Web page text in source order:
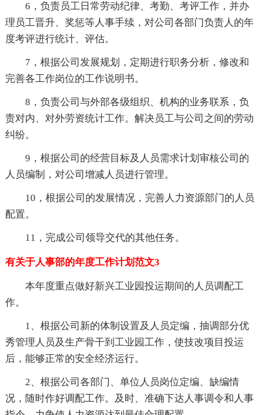
6，负责员工日常劳动纪律、考勤、考评工作，并办
理员工晋升、奖惩等人事手续，对公司各部门负责人的年
度考评进行统计、评估。
7，根据公司发展规划，定期进行职务分析，修改和
完善各工作岗位的工作说明书。
8，负责公司与外部各级组织、机构的业务联系，负
责对内、对外劳资统计工作。解决员工与公司之间的劳动
纠纷。
9，根据公司的经营目标及人员需求计划审核公司的
人员编制，对公司增减人员进行管理。
10，根据公司的发展情况，完善人力资源部门的人员
配置。
11，完成公司领导交代的其他任务。
有关于人事部的年度工作计划范文3
本年度重点做好新兴工业园投运期间的人员调配工
作。
1、根据公司新的体制设置及人员定编，抽调部分优
秀管理人员及生产骨干到工业园工作，使技改项目投运
后，能够正常的安全经济运行。
2、根据公司各部门、单位人员岗位定编、缺编情
况，随时作好调配工作。及时、准确下达人事调令和人事